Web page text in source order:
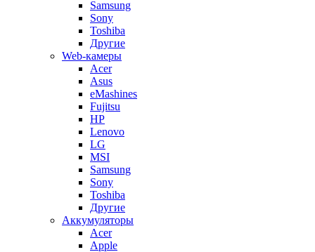
Samsung
Sony
Toshiba
Другие
Web-камеры
Acer
Asus
eMashines
Fujitsu
HP
Lenovo
LG
MSI
Samsung
Sony
Toshiba
Другие
Аккумуляторы
Acer
Apple